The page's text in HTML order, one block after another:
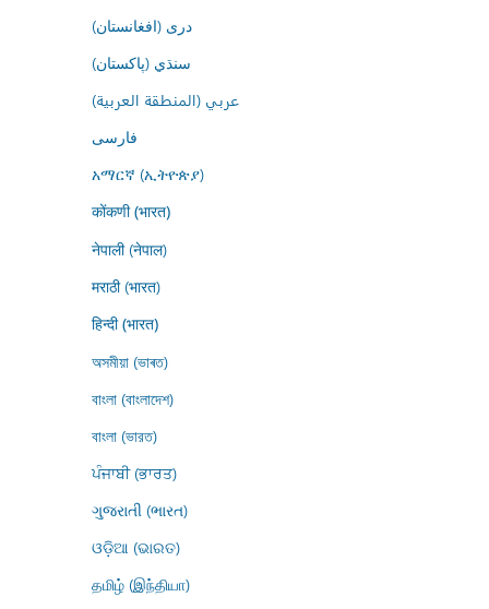
درى (افغانستان)
سنڌي (پاکستان)
عربي (المنطقة العربية)
فارسى
አማርኛ (ኢትዮጵያ)
कोंकणी (भारत)
नेपाली (नेपाल)
मराठी (भारत)
हिन्दी (भारत)
অসমীয়া (ভাৰত)
বাংলা (বাংলাদেশ)
বাংলা (ভারত)
ਪੰਜਾਬੀ (ਭਾਰਤ)
ગુજરાતી (ભારત)
ଓଡ଼ିଆ (ଭାରତ)
தமிழ் (இந்தியா)